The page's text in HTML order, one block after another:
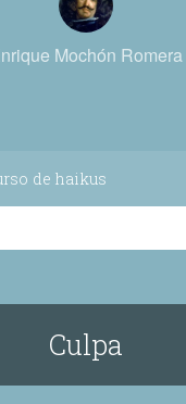
Mochón Romera
de haikus
Culpa